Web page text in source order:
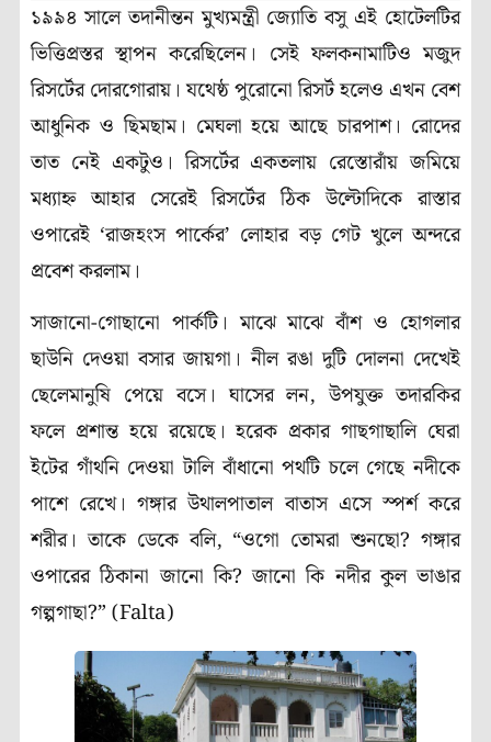
১৯৯৪ সালে তদানীন্তন মুখ্যমন্ত্রী জ্যোতি বসু এই হোটেলটির
ভিত্তিপ্রস্তর স্থাপন করেছিলেন। সেই ফলকনামাটিও মজুদ
রিসর্টের দোরগোরায়। যথেষ্ঠ পুরোনো রিসর্ট হলেও এখন বেশ
আধুনিক ও ছিমছাম। মেঘলা হয়ে আছে চারপাশ। রোদের
তাত নেই একটুও। রিসর্টের একতলায় রেস্তোরাঁয় জমিয়ে
মধ্যাহ্ন আহার সেরেই রিসর্টের ঠিক উল্টোদিকে রাস্তার
ওপারেই ‘রাজহংস পার্কের’ লোহার বড় গেট খুলে অন্দরে
প্রবেশ করলাম।
সাজানো-গোছানো পার্কটি। মাঝে মাঝে বাঁশ ও হোগলার
ছাউনি দেওয়া বসার জায়গা। নীল রঙা দুটি দোলনা দেখেই
ছেলেমানুষি পেয়ে বসে। ঘাসের লন, উপযুক্ত তদারকির
ফলে প্রশান্ত হয়ে রয়েছে। হরেক প্রকার গাছগাছালি ঘেরা
ইটের গাঁথনি দেওয়া টালি বাঁধানো পথটি চলে গেছে নদীকে
পাশে রেখে। গঙ্গার উথালপাতাল বাতাস এসে স্পর্শ করে
শরীর। তাকে ডেকে বলি, “ওগো তোমরা শুনছো? গঙ্গার
ওপারের ঠিকানা জানো কি? জানো কি নদীর কুল ভাঙার
গল্পগাছা?” (Falta)